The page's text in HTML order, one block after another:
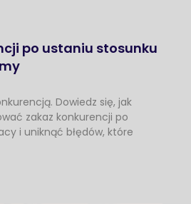
po ustaniu stosunku
Dowiedz się, jak
zakaz konkurencji po
i uniknąć błędów, które